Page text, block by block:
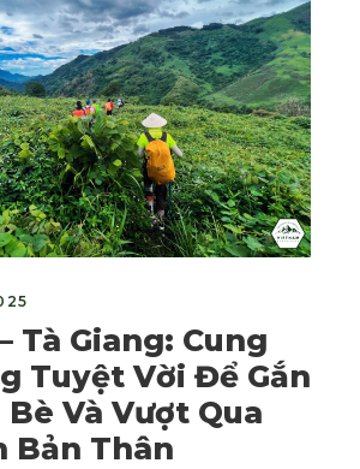
Tà Giang: Cung
Tuyệt Vời Để Gắn
Và Vượt Qua
Bản Thân